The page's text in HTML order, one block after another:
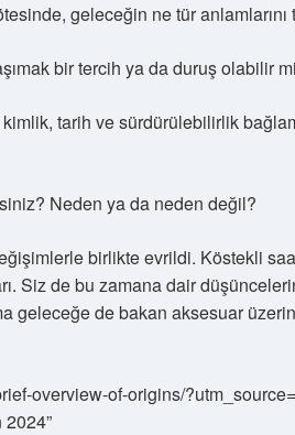
geleceğin ne tür anlamlarını
bir tercih ya da duruş olabilir
tarih ve sürdürülebilirlik
Neden ya da neden değil?
birlikte evrildi. Köstekli
Siz de bu zamana dair
geleceğe de bakan aksesuar
overview-of-origins/